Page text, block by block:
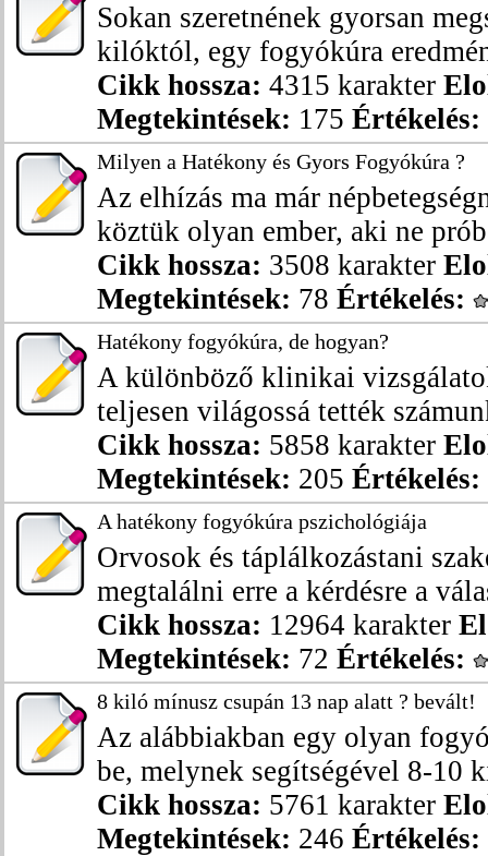
Sokan szeretnének gyorsan
kilóktól, egy fogyókúra
Cikk hossza: 4315 karakter
Megtekintések: 175 Értékelés:
Milyen a Hatékony és Gyors Fogyókúra ?
Az elhízás ma már
köztük olyan ember, aki ne
Cikk hossza: 3508 karakter
Megtekintések: 78 Értékelés:
Hatékony fogyókúra, de hogyan?
A különböző klinikai
teljesen világossá tették
Cikk hossza: 5858 karakter
Megtekintések: 205 Értékelés:
A hatékony fogyókúra pszichológiája
Orvosok és táplálkozástani
megtalálni erre a kérdésre a
Cikk hossza: 12964 karakter
Megtekintések: 72 Értékelés:
8 kiló mínusz csupán 13 nap alatt ? bevált!
Az alábbiakban egy olyan
be, melynek segítségével 8-10
Cikk hossza: 5761 karakter
Megtekintések: 246 Értékelés: